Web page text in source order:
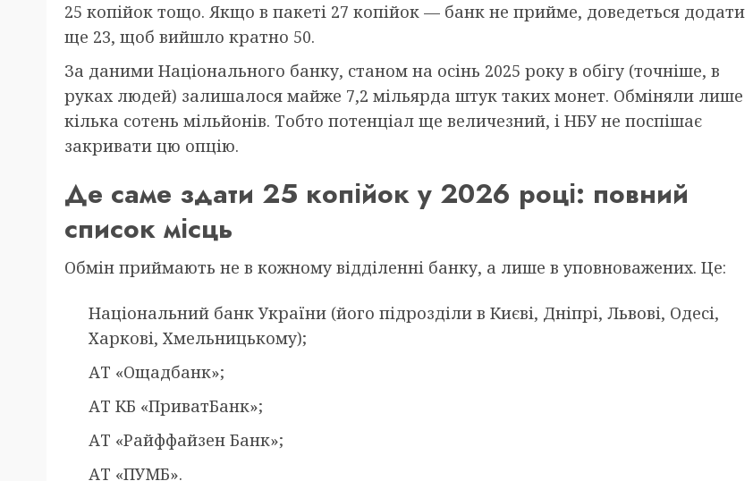
25 копійок тощо. Якщо в пакеті 27 копійок — банк не прийме, доведеться додати
ще 23, щоб вийшло кратно 50.
За даними Національного банку, станом на осінь 2025 року в обігу (точніше, в
руках людей) залишалося майже 7,2 мільярда штук таких монет. Обміняли лише
кілька сотень мільйонів. Тобто потенціал ще величезний, і НБУ не поспішає
закривати цю опцію.
Де саме здати 25 копійок у 2026 році: повний
список місць
Обмін приймають не в кожному відділенні банку, а лише в уповноважених. Це:
Національний банк України (його підрозділи в Києві, Дніпрі, Львові, Одесі,
Харкові, Хмельницькому);
АТ «Ощадбанк»;
АТ КБ «ПриватБанк»;
АТ «Райффайзен Банк»;
АТ «ПУМБ».